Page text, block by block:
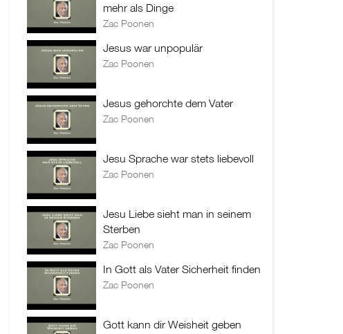
mehr als Dinge
Zac Poonen
Jesus war unpopulär
Zac Poonen
Jesus gehorchte dem Vater
Zac Poonen
Jesu Sprache war stets liebevoll
Zac Poonen
Jesu Liebe sieht man in seinem
Sterben
Zac Poonen
In Gott als Vater Sicherheit finden
Zac Poonen
Gott kann dir Weisheit geben